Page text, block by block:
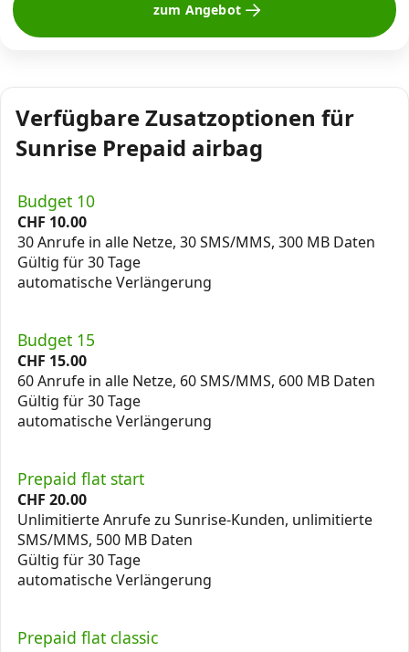
zum Angebot
Verfügbare Zusatzoptionen für
Sunrise Prepaid airbag
Budget 10
CHF 10.00
30 Anrufe in alle Netze, 30 SMS/MMS, 300 MB Daten
Gültig für 30 Tage
automatische Verlängerung
Budget 15
CHF 15.00
60 Anrufe in alle Netze, 60 SMS/MMS, 600 MB Daten
Gültig für 30 Tage
automatische Verlängerung
Prepaid flat start
CHF 20.00
Unlimitierte Anrufe zu Sunrise-Kunden, unlimitierte
SMS/MMS, 500 MB Daten
Gültig für 30 Tage
automatische Verlängerung
Prepaid flat classic